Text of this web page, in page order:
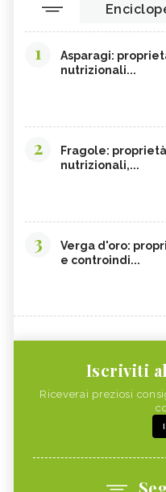
1
Asparagi:
nutrizionali...
2
Fragole:
nutrizionali,...
3
Verga d'oro:
e controindi...
Iscriviti
Riceverai preziosi